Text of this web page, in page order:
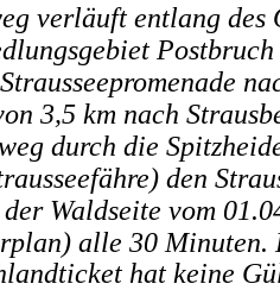
verläuft entlang des
3,5 km nach
durch die
den
Waldseite vom
alle 30 Minuten.
hat keine